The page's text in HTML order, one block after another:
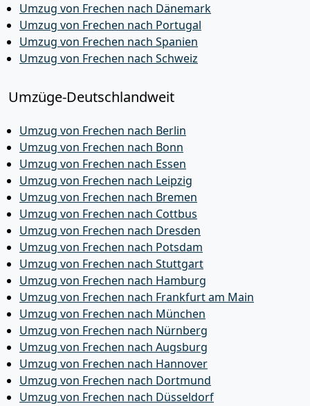
Umzug von Frechen nach Dänemark
Umzug von Frechen nach Portugal
Umzug von Frechen nach Spanien
Umzug von Frechen nach Schweiz
Umzüge-Deutschlandweit
Umzug von Frechen nach Berlin
Umzug von Frechen nach Bonn
Umzug von Frechen nach Essen
Umzug von Frechen nach Leipzig
Umzug von Frechen nach Bremen
Umzug von Frechen nach Cottbus
Umzug von Frechen nach Dresden
Umzug von Frechen nach Potsdam
Umzug von Frechen nach Stuttgart
Umzug von Frechen nach Hamburg
Umzug von Frechen nach Frankfurt am Main
Umzug von Frechen nach München
Umzug von Frechen nach Nürnberg
Umzug von Frechen nach Augsburg
Umzug von Frechen nach Hannover
Umzug von Frechen nach Dortmund
Umzug von Frechen nach Düsseldorf